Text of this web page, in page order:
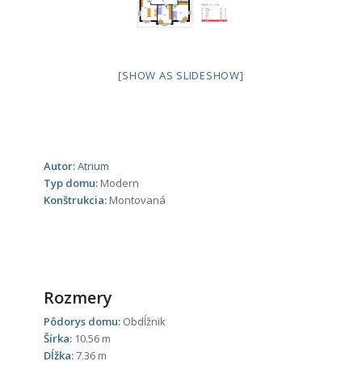
[SHOW AS SLIDESHOW]
Autor:Atrium
Typ domu: Modern
Konštrukcia: Montovaná
Rozmery
Pôdorys domu: Obdĺžnik
Šírka: 10.56 m
Dĺžka:7.36 m